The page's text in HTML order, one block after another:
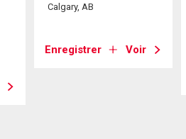
Calgary, AB
Enregistrer Voir